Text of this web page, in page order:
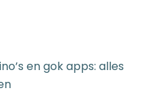
en gok apps: alles